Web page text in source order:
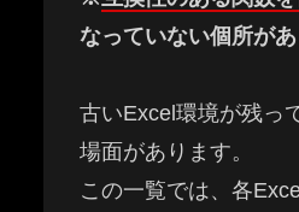
なっていない個所が
古いExcel環境が残っ
場面があります。
この一覧では、各